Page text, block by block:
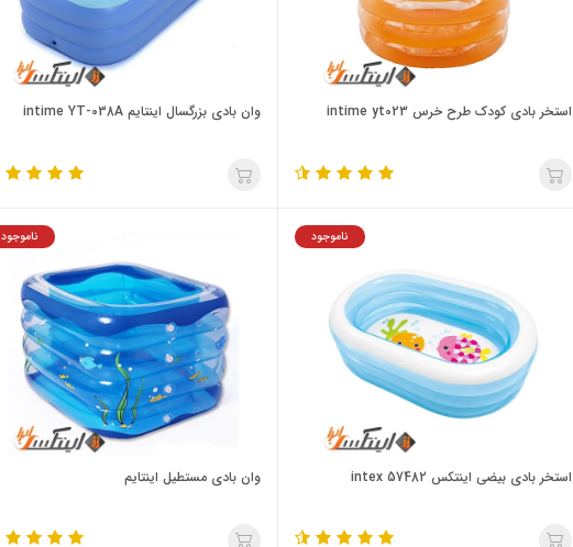
استخر بادی کودک طرح خرس intime yt023 وان بادی بزرگسال اینتایم intime YT-038A
ناموجود
استخر بادی بیضی اینتکس intex 57482
ناموجود
وان بادی مستطیل اینتایم